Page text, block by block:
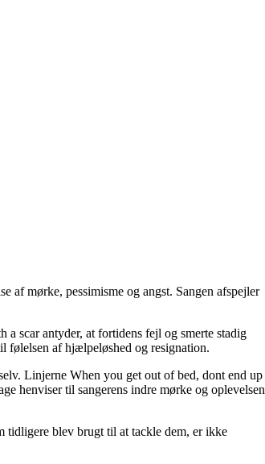
af mørke, pessimisme og angst. Sangen afspejler
scar antyder, at fortidens fejl og smerte stadig
følelsen af hjælpeløshed og resignation.
Linjerne When you get out of bed, dont end up
henviser til sangerens indre mørke og oplevelsen
tidligere blev brugt til at tackle dem, er ikke